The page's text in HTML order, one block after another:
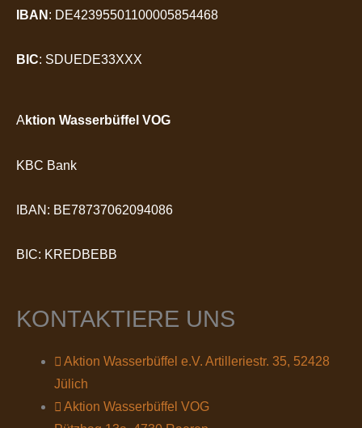
IBAN : DE42395501100005854468
BIC: SDUEDE33XXX
Aktion Wasserbüffel VOG
KBC Bank
IBAN: BE78737062094086
BIC: KREDBEBB
KONTAKTIERE UNS
Aktion Wasserbüffel e.V. Artilleriestr. 35, 52428
Jülich
Aktion Wasserbüffel VOG